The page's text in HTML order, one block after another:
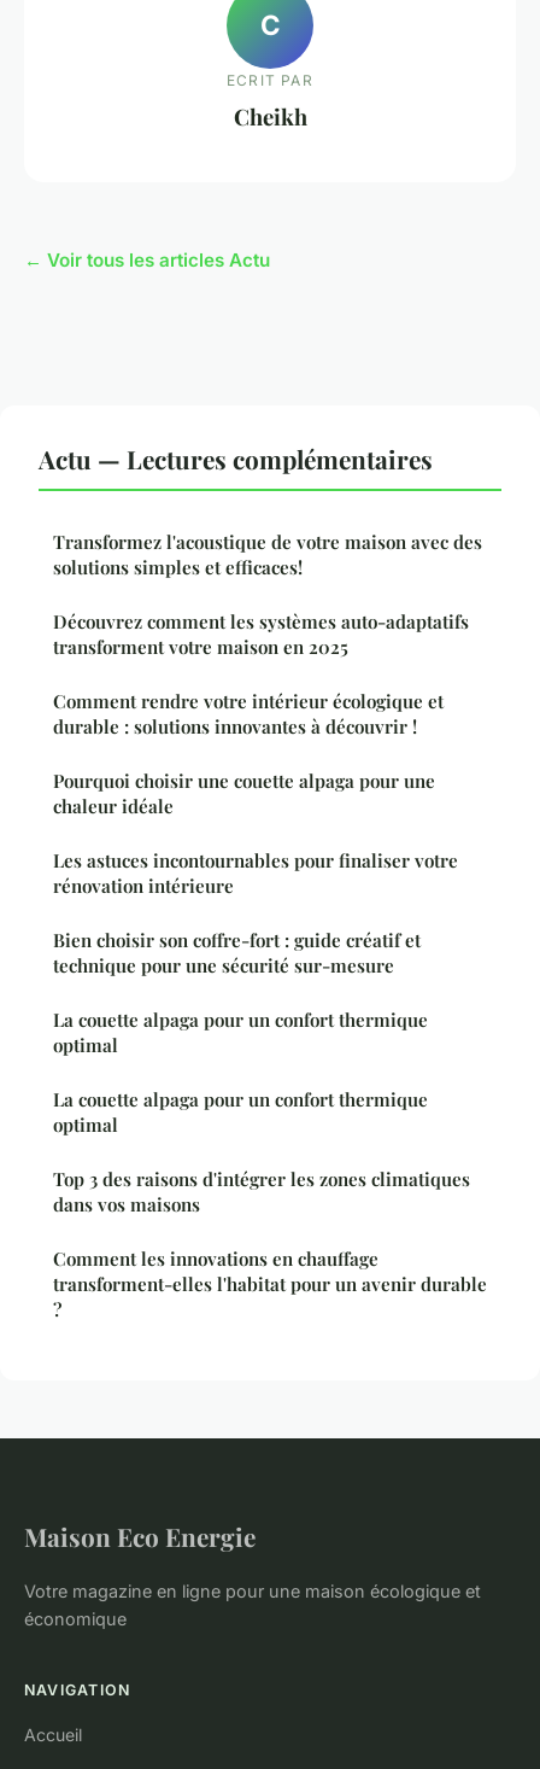
C
ECRIT PAR
Cheikh
← Voir tous les articles Actu
Actu — Lectures complémentaires
Transformez l'acoustique de votre maison avec des
solutions simples et efficaces!
Découvrez comment les systèmes auto-adaptatifs
transforment votre maison en 2025
Comment rendre votre intérieur écologique et
durable : solutions innovantes à découvrir !
Pourquoi choisir une couette alpaga pour une
chaleur idéale
Les astuces incontournables pour finaliser votre
rénovation intérieure
Bien choisir son coffre-fort : guide créatif et
technique pour une sécurité sur-mesure
La couette alpaga pour un confort thermique
optimal
La couette alpaga pour un confort thermique
optimal
Top 3 des raisons d'intégrer les zones climatiques
dans vos maisons
Comment les innovations en chauffage
transforment-elles l'habitat pour un avenir durable
?
Maison Eco Energie
Votre magazine en ligne pour une maison écologique et
économique
NAVIGATION
Accueil